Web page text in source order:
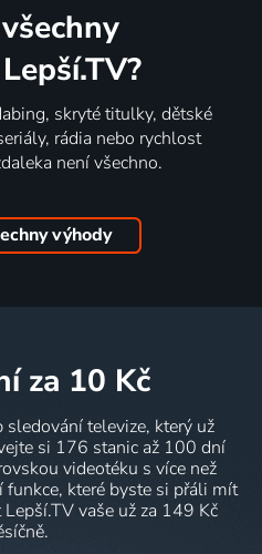
skryté titulky, dětské
rádia nebo rychlost
není všechno.
výhody
za 10 Kč
televize, který už
si 176 stanic až 100 dní
videotéku s více než
které byste si přáli mít
vaše už za 149 Kč